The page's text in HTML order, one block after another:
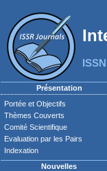
Présentation
Portée et Objectifs
Thèmes Couverts
Comité Scientifique
Evaluation par les Pairs
Indexation
Nouvelles